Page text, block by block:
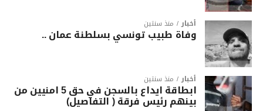
أخبار منذ سنتين
وفاة طبيب تونسي بسلطنة عمان ..
أخبار منذ سنتين
ابطاقة ايداع بالسجن في حق 5 امنيين من
بينهم رئيس فرقة ( التفاصيل)